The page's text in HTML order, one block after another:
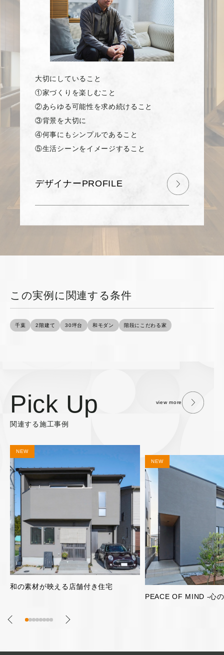
大切にしていること
①家づくりを楽しむこと
②あらゆる可能性を求め続けること
③背景を大切に
④何事にもシンプルであること
⑤生活シーンをイメージすること
デザイナーPROFILE
この実例に関連する条件
千葉 2階建て 30坪台 和モダン 階段にこだわる家
Pick Up
関連する施工事例
view more
片流れ屋根のガレージ